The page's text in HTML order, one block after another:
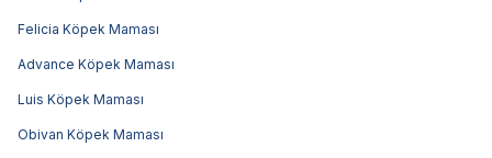
Felicia Köpek Maması
Advance Köpek Maması
Luis Köpek Maması
Obivan Köpek Maması